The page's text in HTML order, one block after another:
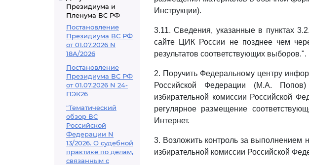
Президиума и
Пленума ВС РФ
Постановление
Президиума ВС РФ
от 01.07.2026 N
18А/2026
Постановление
Президиума ВС РФ
от 01.07.2026 N 24-
ПЭК26
"Тематический
обзор ВС
Российской
Федерации N
13/2026. О судебной
практике по делам,
связанным с
Инструкции).
3.11. Сведения, указанные в пунктах
сайте ЦИК России не позднее чем
результатов соответствующих выборов.".
2. Поручить Федеральному центру
Российской Федерации (М.А.
избирательной комиссии Российской
регулярное размещение
Интернет.
3. Возложить контроль за выполнением
избирательной комиссии Российской